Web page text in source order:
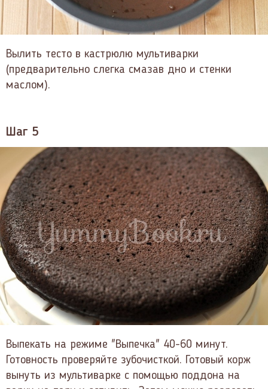
Вылить тесто в кастрюлю мультиварки
(предварительно слегка смазав дно и стенки
маслом).
Шаг 5
Выпекать на режиме "Выпечка" 40-60 минут.
Готовность проверяйте зубочисткой. Готовый корж
вынуть из мультиварке с помощью поддона на